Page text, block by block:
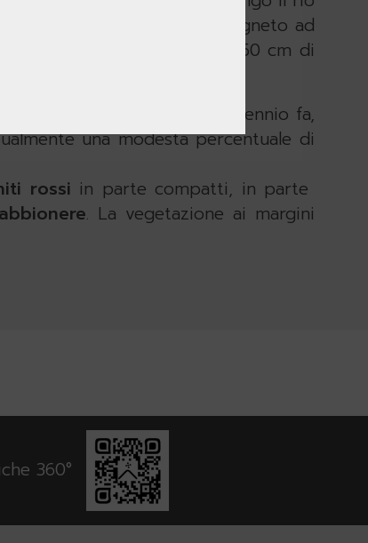
di frassino, una zona a castagneto ad
regale, una felce di 30 - 150 cm di
umidi.
, fino a qualche decennio fa,
una modesta percentuale di
rossi in parte compatti, in parte
. La vegetazione ai margini
360°